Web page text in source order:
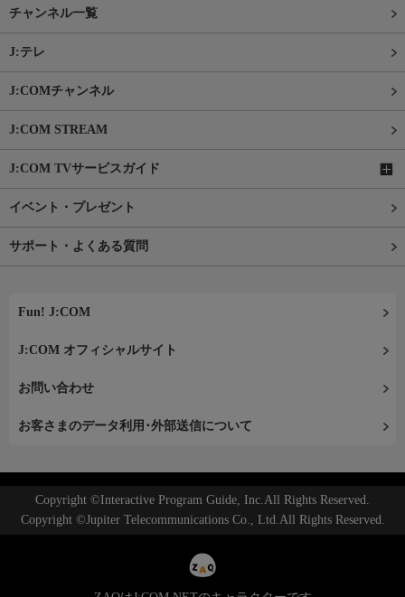
チャンネル一覧
J:テレ
J:COMチャンネル
J:COM STREAM
J:COM TVサービスガイド
イベント・プレゼント
サポート・よくある質問
Fun! J:COM
J:COM オフィシャルサイト
お問い合わせ
お客さまのデータ利用･外部送信について
Copyright ©Interactive Program Guide, Inc.All Rights Reserved.
Copyright ©Jupiter Telecommunications Co., Ltd.All Rights Reserved.